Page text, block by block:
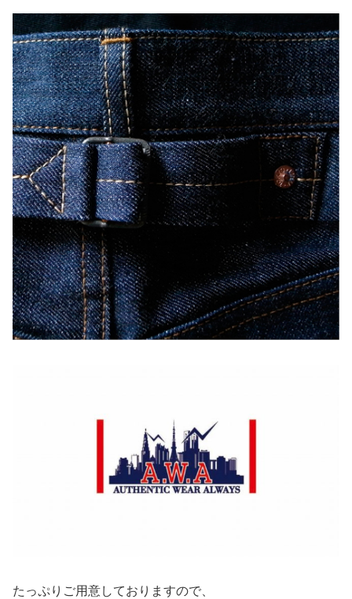
たっぷりご用意しておりますので、